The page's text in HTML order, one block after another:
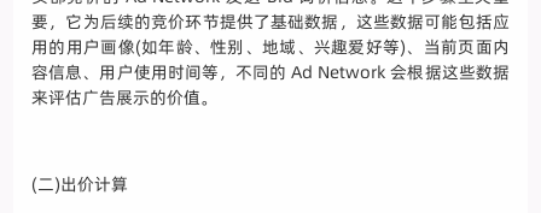
要，它为后续的竞价环节提供了基础数据，这些数据可能包括应
用的用户画像(如年龄、性别、地域、兴趣爱好等)、当前页面内
容信息、用户使用时间等，不同的 Ad Network 会根据这些数据
来评估广告展示的价值。
(二)出价计算